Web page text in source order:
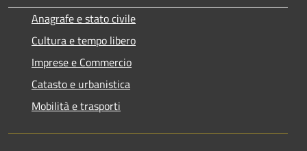
Anagrafe e stato civile
Cultura e tempo libero
Imprese e Commercio
Catasto e urbanistica
Mobilità e trasporti